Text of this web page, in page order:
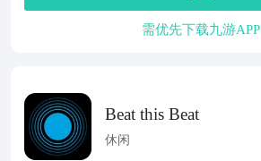
需优先下载九游APP
Beat this Beat
休闲